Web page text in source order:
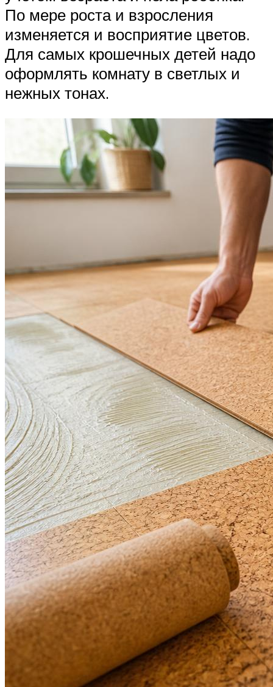
По мере роста и взросления
изменяется и восприятие цветов.
Для самых крошечных детей надо
оформлять комнату в светлых и
нежных тонах.